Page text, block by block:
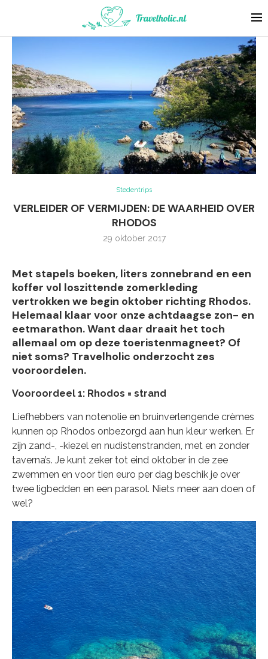
Stedentrips
VERLEIDER OF VERMIJDEN: DE WAARHEID OVER
RHODOS
29 oktober 2017
Met stapels boeken, liters zonnebrand en een
koffer vol loszittende zomerkleding
vertrokken we begin oktober richting Rhodos.
Helemaal klaar voor onze achtdaagse zon- en
eetmarathon. Want daar draait het toch
allemaal om op deze toeristenmagneet? Of
niet soms? Travelholic onderzocht zes
vooroordelen.
Vooroordeel 1: Rhodos = strand
Liefhebbers van notenolie en bruinverlengende crèmes
kunnen op Rhodos onbezorgd aan hun kleur werken. Er
zijn zand-, -kiezel en nudistenstranden, met en zonder
taverna’s. Je kunt zeker tot eind oktober in de zee
zwemmen en voor tien euro per dag beschik je over
twee ligbedden en een parasol. Niets meer aan doen of
wel?